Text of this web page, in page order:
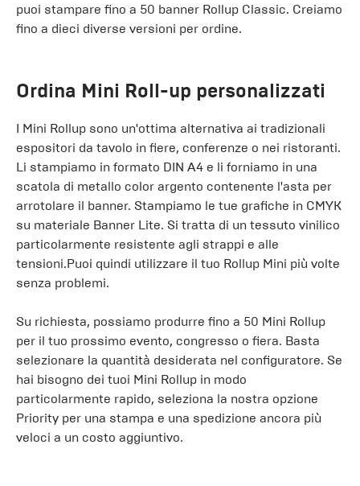
puoi stampare fino a 50 banner Rollup Classic. Creiamo
fino a dieci diverse versioni per ordine.
Ordina Mini Roll-up personalizzati
I Mini Rollup sono un'ottima alternativa ai tradizionali
espositori da tavolo in fiere, conferenze o nei ristoranti.
Li stampiamo in formato DIN A4 e li forniamo in una
scatola di metallo color argento contenente l'asta per
arrotolare il banner. Stampiamo le tue grafiche in ​​CMYK
su materiale Banner Lite. Si tratta di un tessuto vinilico
particolarmente resistente agli strappi e alle
tensioni.Puoi quindi utilizzare il tuo Rollup Mini più volte
senza problemi.
Su richiesta, possiamo produrre fino a 50 Mini Rollup
per il tuo prossimo evento, congresso o fiera. Basta
selezionare la quantità desiderata nel configuratore. Se
hai bisogno dei tuoi Mini Rollup in modo
particolarmente rapido, seleziona la nostra opzione
Priority per una stampa e una spedizione ancora più
veloci a un costo aggiuntivo.